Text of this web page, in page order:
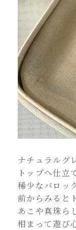
ナチュラルグ
トップへ仕立
稀少なバロッ
前からみると
あこや真珠ら
相まって遊び